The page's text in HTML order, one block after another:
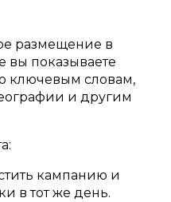
размещение в
вы показываете
ключевым словам,
и другим
кампанию и
в тот же день.